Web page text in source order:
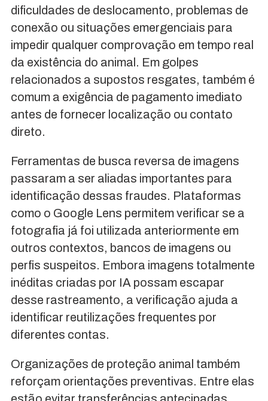
dificuldades de deslocamento, problemas de
conexão ou situações emergenciais para
impedir qualquer comprovação em tempo real
da existência do animal. Em golpes
relacionados a supostos resgates, também é
comum a exigência de pagamento imediato
antes de fornecer localização ou contato
direto.
Ferramentas de busca reversa de imagens
passaram a ser aliadas importantes para
identificação dessas fraudes. Plataformas
como o Google Lens permitem verificar se a
fotografia já foi utilizada anteriormente em
outros contextos, bancos de imagens ou
perfis suspeitos. Embora imagens totalmente
inéditas criadas por IA possam escapar
desse rastreamento, a verificação ajuda a
identificar reutilizações frequentes por
diferentes contas.
Organizações de proteção animal também
reforçam orientações preventivas. Entre elas